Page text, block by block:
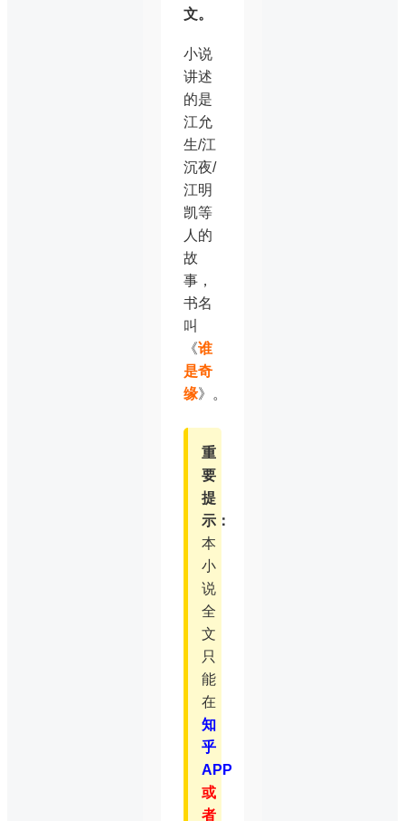
文。
小说
讲述
的是
江允
生/江
沉夜/
江明
凯等
人的
故
事，
书名
叫
《谁
是奇
缘》。
重
要
提
示：
本
小
说
全
文
只
能
在
知
乎
APP
或
者